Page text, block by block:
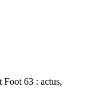
Foot 63 : actus,